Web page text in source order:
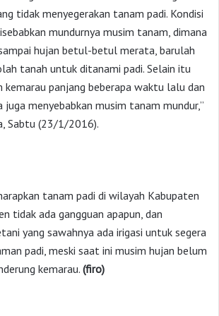
tidak menyegerakan tanam padi. Kondisi
mundurnya musim tanam, dimana
hujan betul-betul merata, barulah
tanah untuk ditanami padi. Selain itu
panjang beberapa waktu lalu dan
menyebabkan musim tanam mundur,”
Sabtu (23/1/2016).
tanam padi di wilayah Kabupaten
tidak ada gangguan apapun, dan
yang sawahnya ada irigasi untuk segera
padi, meski saat ini musim hujan belum
kemarau. (firo)